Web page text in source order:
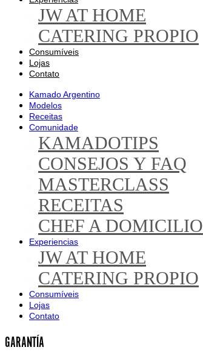
JW AT HOME
CATERING PROPIO
Consumíveis
Lojas
Contato
Kamado Argentino
Modelos
Receitas
Comunidade
KAMADOTIPS
CONSEJOS Y FAQ
MASTERCLASS
RECEITAS
CHEF A DOMICILIO
Experiencias
JW AT HOME
CATERING PROPIO
Consumíveis
Lojas
Contato
GARANTÍA